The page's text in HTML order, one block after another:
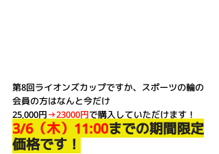
第8回ライオンズカップですか、スポーツの輪の
会員の方はなんと今だけ
25,000円→23000円で購入していただけます！
3/6（木）11:00までの期間限定
価格です！